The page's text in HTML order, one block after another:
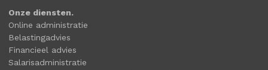
Onze diensten.
Online administratie
Belastingadvies
Financieel advies
Salarisadministratie